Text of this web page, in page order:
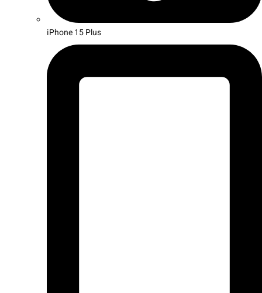
iPhone 15 Plus